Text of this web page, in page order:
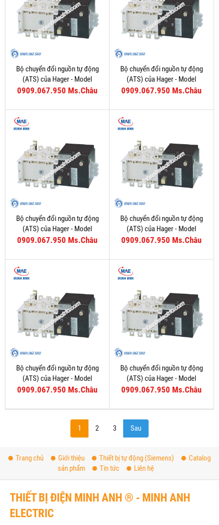
Bộ chuyển đổi nguồn tự động
(ATS) của Hager - Model
HIC408C
0909.067.950 Ms.Châu
Bộ chuyển đổi nguồn tự động
(ATS) của Hager - Model
HIC406C
0909.067.950 Ms.Châu
Bộ chuyển đổi nguồn tự động
(ATS) của Hager - Model
HZI801P
0909.067.950 Ms.Châu
Bộ chuyển đổi nguồn tự động
(ATS) của Hager - Model
HIB440P
0909.067.950 Ms.Châu
Bộ chuyển đổi nguồn tự động
(ATS) của Hager - Model
HIB425P
0909.067.950 Ms.Châu
Bộ chuyển đổi nguồn tự động
(ATS) của Hager - Model
HIB420P
0909.067.950 Ms.Châu
1 2 3 Sau
Trang chủ Giới thiệu Thiết bị tự động (Siemens)
Catalog
sản phẩm
Tin tức Liên hệ
THIẾT BỊ ĐIỆN MINH ANH ® - MINH ANH
ELECTRIC